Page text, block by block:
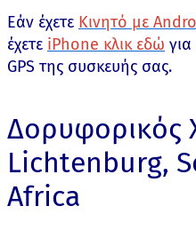
Εάν έχετε Κινητό με
έχετε iPhone κλικ εδώ
GPS της συσκευής σας.
Δορυφορικός
Lichtenburg,
Africa